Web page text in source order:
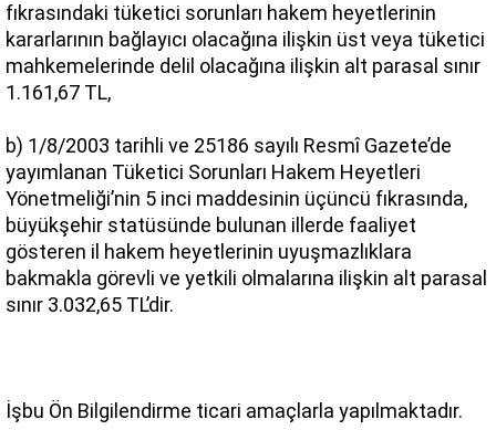
fıkrasındaki tüketici sorunları hakem heyetlerinin
kararlarının bağlayıcı olacağına ilişkin üst veya tüketici
mahkemelerinde delil olacağına ilişkin alt parasal sınır
1.161,67 TL,
b) 1/8/2003 tarihli ve 25186 sayılı Resmî Gazete’de
yayımlanan Tüketici Sorunları Hakem Heyetleri
Yönetmeliği’nin 5 inci maddesinin üçüncü fıkrasında,
büyükşehir statüsünde bulunan illerde faaliyet
gösteren il hakem heyetlerinin uyuşmazlıklara
bakmakla görevli ve yetkili olmalarına ilişkin alt parasal
sınır 3.032,65 TL’dir.
İşbu Ön Bilgilendirme ticari amaçlarla yapılmaktadır.